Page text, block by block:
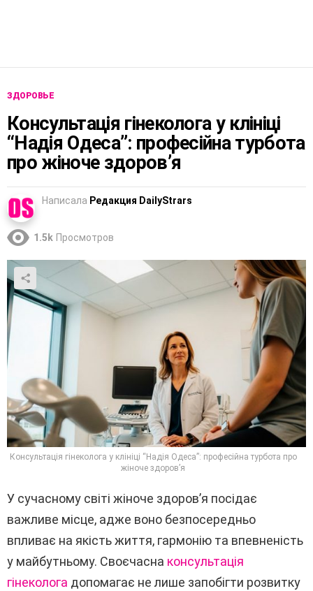
ЗДОРОВЬЕ
Консультація гінеколога у клініці
“Надія Одеса”: професійна турбота
про жіноче здоров’я
Написала Редакция DailyStrars
1.5k Просмотров
Консультація гінеколога у клініці “Надія Одеса”: професійна турбота про
жіноче здоров’я
У сучасному світі жіноче здоров’я посідає
важливе місце, адже воно безпосередньо
впливає на якість життя, гармонію та впевненість
у майбутньому. Своєчасна консультація
гінеколога допомагає не лише запобігти розвитку